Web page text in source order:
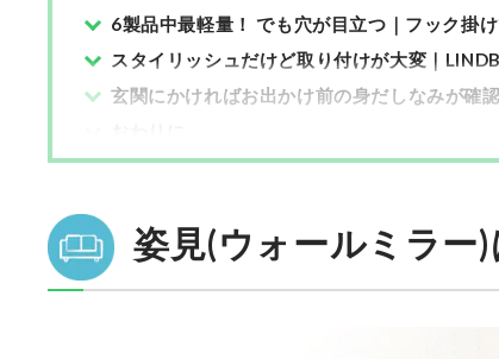
6製品中最軽量！ でも穴が目立つ｜フック掛
スタイリッシュだけど取り付けが大変｜
玄関にかければお出かけ前の身だしなみが確認
姿見(ウォールミラー